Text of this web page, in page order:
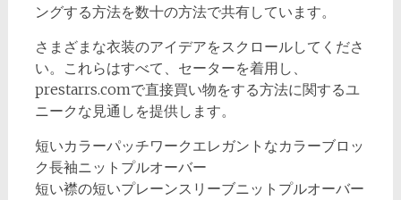
ングする方法を数十の方法で共有しています。
さまざまな衣装のアイデアをスクロールしてくださ
い。これらはすべて、セーターを着用し、
prestarrs.comで直接買い物をする方法に関するユ
ニークな見通しを提供します。
短いカラーパッチワークエレガントなカラーブロッ
ク長袖ニットプルオーバー
短い襟の短いプレーンスリーブニットプルオーバー